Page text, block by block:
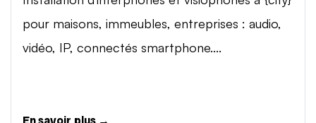
pour maisons, immeubles, entreprises : audio,
vidéo, IP, connectés smartphone....